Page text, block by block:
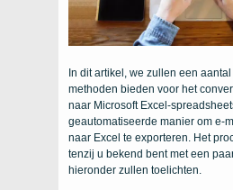
In dit artikel, we zullen een
methoden bieden voor het
naar Microsoft Excel-
geautomatiseerde manier om e-
naar Excel te exporteren. Het
tenzij u bekend bent met een
hieronder zullen toelichten.